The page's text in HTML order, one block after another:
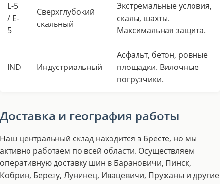
L-5
/ E-
5
Сверхглубокий
скальный
Экстремальные условия,
скалы, шахты.
Максимальная защита.
IND Индустриальный
Асфальт, бетон, ровные
площадки. Вилочные
погрузчики.
Доставка и география работы
Наш центральный склад находится в Бресте, но мы
активно работаем по всей области. Осуществляем
оперативную доставку шин в Барановичи, Пинск,
Кобрин, Березу, Лунинец, Ивацевичи, Пружаны и другие